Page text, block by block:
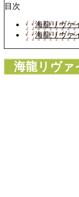
目次
海龍リヴァ
海龍リヴァ
海龍リヴァ